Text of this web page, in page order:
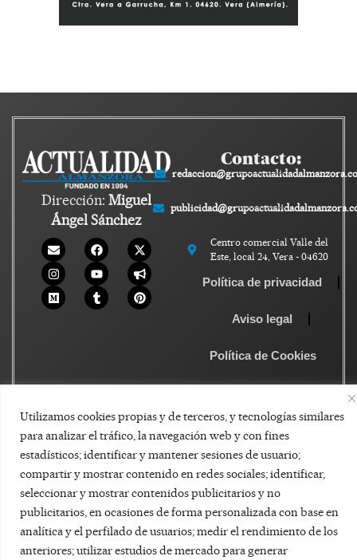
Utilizamos cookies propias y de terceros, y tecnologías similares
para analizar el tráfico, la navegación web y con fines
estadísticos; identificar y mantener sesiones de usuario;
compartir y mostrar contenido en redes sociales; identificar,
seleccionar y mostrar contenidos publicitarios y no
publicitarios, en ocasiones de forma personalizada con base en
analítica y el perfilado de usuarios; medir el rendimiento de los
anteriores; utilizar estudios de mercado para generar
Dirección: Miguel
Ángel Sánchez
Contacto:
Centro comercial Valle del
Este, local 24, Vera - 04620
Política de privacidad
Aviso legal
Política de Cookies